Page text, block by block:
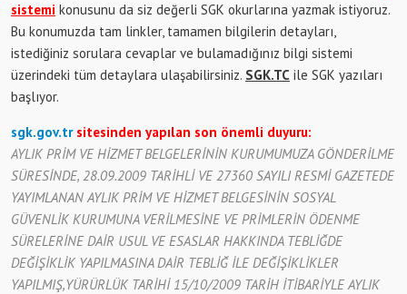
sistemi konusunu da siz değerli SGK okurlarına yazmak istiyoruz.
Bu konumuzda tam linkler, tamamen bilgilerin detayları,
istediğiniz sorulara cevaplar ve bulamadığınız bilgi sistemi
üzerindeki tüm detaylara ulaşabilirsiniz. SGK.TC ile SGK yazıları
başlıyor.
sgk.gov.trsitesinden yapılan son önemli duyuru:
AYLIK PRİM VE HİZMET BELGELERİNİN KURUMUMUZA GÖNDERİLME
SÜRESİNDE, 28.09.2009 TARİHLİ VE 27360 SAYILI RESMİ GAZETEDE
YAYIMLANAN AYLIK PRİM VE HİZMET BELGESİNİN SOSYAL
GÜVENLİK KURUMUNA VERİLMESİNE VE PRİMLERİN ÖDENME
SÜRELERİNE DAİR USUL VE ESASLAR HAKKINDA TEBLİĞDE
DEĞİŞİKLİK YAPILMASINA DAİR TEBLİĞ İLE DEĞİŞİKLİKLER
YAPILMIŞ,YÜRÜRLÜK TARİHİ 15/10/2009 TARİH İTİBARİYLE AYLIK